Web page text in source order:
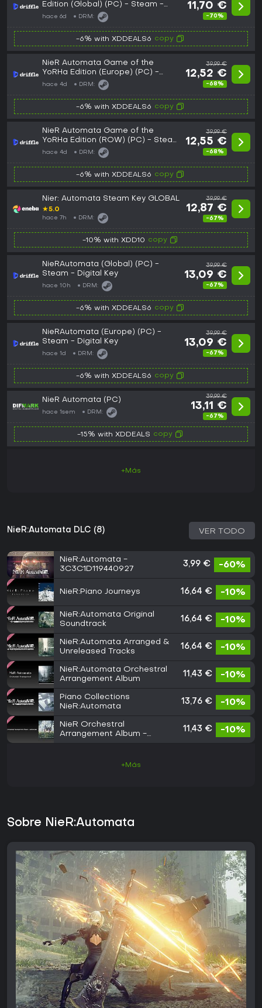
Edition (Global) (PC) - Steam -
Digital Key
hace 6d DRM:
11,70 €
-70%
-6% with XDDEALS6 copy
NieR Automata Game of the
YoRHa Edition (Europe) (PC) -
Steam - Digital Key
hace 4d DRM:
39,99 €
12,52 €
-68%
-6% with XDDEALS6 copy
NieR Automata Game of the
YoRHa Edition (ROW) (PC) - Steam
- Digital Key
hace 4d DRM:
39,99 €
12,55 €
-68%
-6% with XDDEALS6 copy
Nier: Automata Steam Key GLOBAL
★5.0
hace 7h DRM:
39,99 €
12,87 €
-67%
-10% with XDD10 copy
NieRAutomata (Global) (PC) -
Steam - Digital Key
hace 10h DRM:
39,99 €
13,09 €
-67%
-6% with XDDEALS6 copy
NieRAutomata (Europe) (PC) -
Steam - Digital Key
hace 1d DRM:
39,99 €
13,09 €
-67%
-6% with XDDEALS6 copy
NieR Automata (PC)
hace 1sem DRM:
39,99 €
13,11 €
-67%
-15% with XDDEALS copy
+Más
NieR:Automata DLC (8) VER TODO
NieR:Automata -
3C3C1D119440927
3,99 € -60%
NieR:Piano Journeys 16,64 € -10%
NieR:Automata Original
Soundtrack
16,64 € -10%
NieR:Automata Arranged &
Unreleased Tracks
16,64 € -10%
NieR:Automata Orchestral
Arrangement Album
11,43 € -10%
Piano Collections
NieR:Automata
13,76 € -10%
NieR Orchestral
Arrangement Album -
11,43 € -10%
+Más
Sobre NieR:Automata